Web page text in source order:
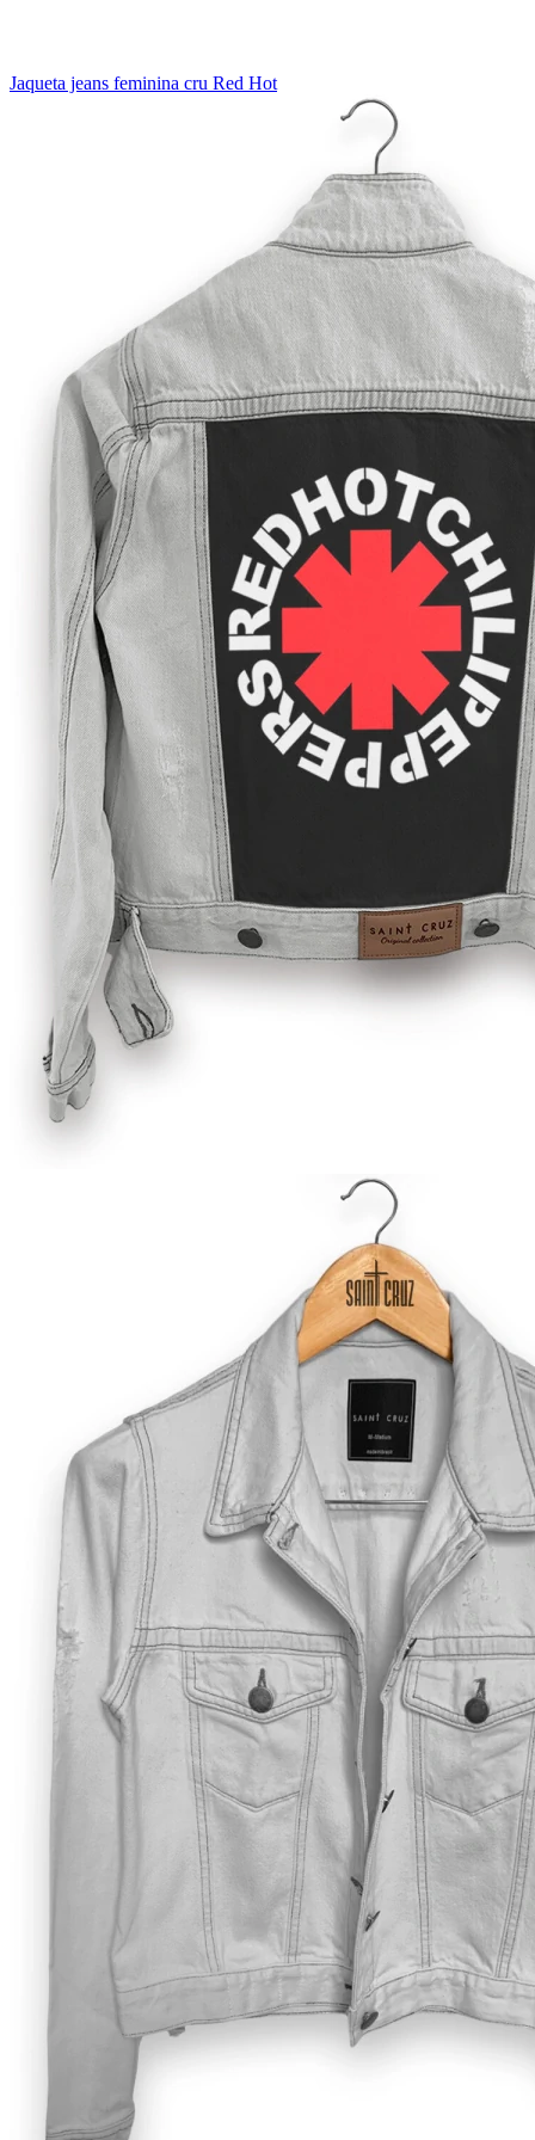
Jaqueta jeans feminina cru Red Hot